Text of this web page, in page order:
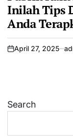
Inilah Tips
Anda
on
April 27, 2025
Search